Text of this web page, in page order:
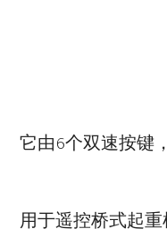
它由6个双速按键
用于遥控桥式起